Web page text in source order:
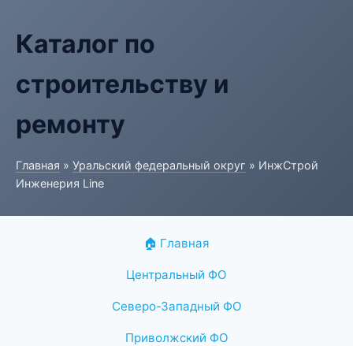
Каталог по
строительству и
ремонту
Главная » Уральский федеральный округ » ИнжСтрой
Инженерия Line
🏠 Главная
Центральный ФО
Северо-Западный ФО
Приволжский ФО